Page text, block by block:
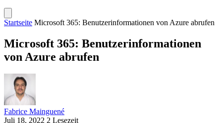
Startseite Microsoft 365: Benutzerinformationen von Azure abrufen
Microsoft 365: Benutzerinformationen
von Azure abrufen
Fabrice Mainguené
Juli 18, 2022 2 Lesezeit